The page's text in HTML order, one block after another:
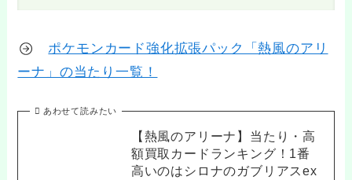
ポケモンカード強化拡張パック「熱風のアリ
ーナ」の当たり一覧！
あわせて読みたい
【熱風のアリーナ】当たり・高
額買取カードランキング！1番
高いのはシロナのガブリアスex